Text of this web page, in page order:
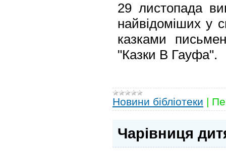
29 листопада
найвідоміших у
казками
"Казки В Гауфа".
Новини бібліотеки |
Чарівниця